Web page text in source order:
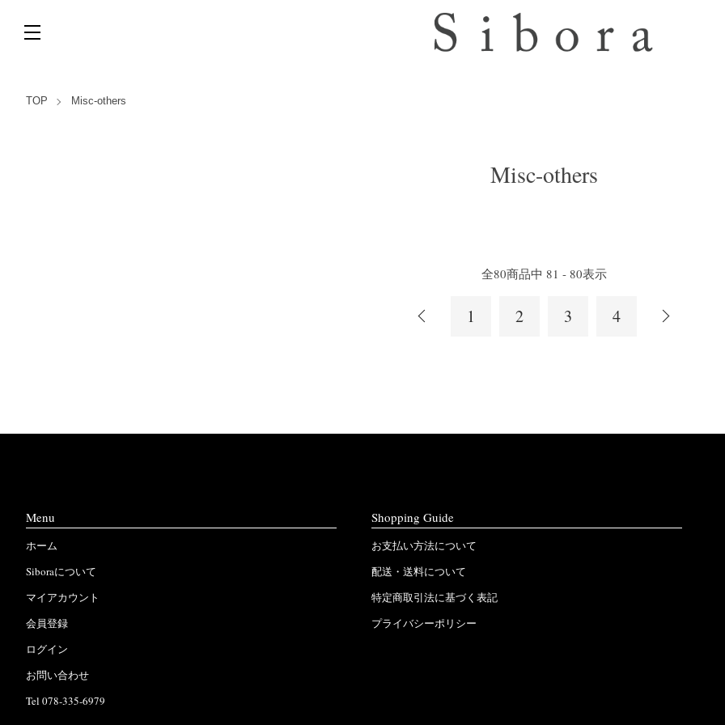
TOP Misc-others
Misc-others
全80商品中 81 - 80表示
1 2 3 4
Menu
ホーム
Siboraについて
マイアカウント
会員登録
ログイン
お問い合わせ
Tel 078-335-6979
Shopping Guide
お支払い方法について
配送・送料について
特定商取引法に基づく表記
プライバシーポリシー